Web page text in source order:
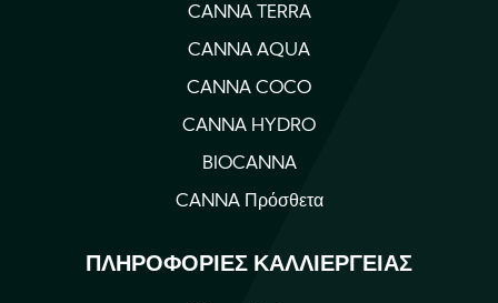
CANNA TERRA
CANNA AQUA
CANNA COCO
CANNA HYDRO
BIOCANNA
CANNA Πρόσθετα
ΠΛΗΡΟΦΟΡΊΕΣ ΚΑΛΛΙΈΡΓΕΙΑΣ